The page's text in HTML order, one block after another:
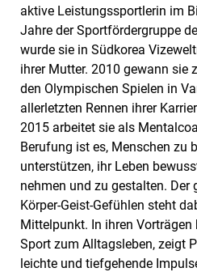
aktive Leistungssportlerin im
Jahre der Sportfördergruppe
wurde sie in Südkorea
ihrer Mutter. 2010 gewann sie
den Olympischen Spielen in
allerletzten Rennen ihrer
2015 arbeitet sie als
Berufung ist es, Menschen zu
unterstützen, ihr Leben
nehmen und zu gestalten. Der
Körper-Geist-Gefühlen steht
Mittelpunkt. In ihren Vorträgen
Sport zum Alltagsleben, zeigt
leichte und tiefgehende